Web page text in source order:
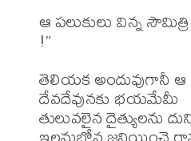
ఆ పలుకులు విన్న
!”
తెలియక అందువుగానీ ఆ
దేవదేవునకు భయమేమీ
తులువలైన దైత్యులను